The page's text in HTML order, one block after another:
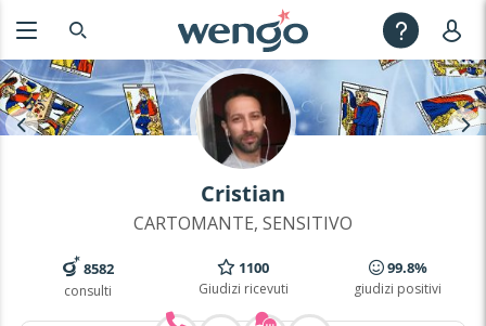
Cristian
CARTOMANTE, SENSITIVO
8582
consulti
1100
Giudizi ricevuti
99.8%
giudizi positivi